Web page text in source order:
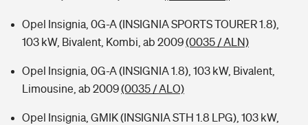
Opel Insignia, 0G-A (INSIGNIA SPORTS TOURER 1.8),
103 kW, Bivalent, Kombi, ab 2009(0035 / ALN)
Opel Insignia, 0G-A (INSIGNIA 1.8), 103 kW, Bivalent,
Limousine, ab 2009(0035 / ALO)
Opel Insignia, GMIK (INSIGNIA STH 1.8 LPG), 103 kW,